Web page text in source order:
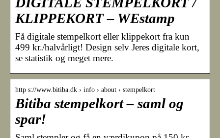
KLIPPEKORT – WEstamp
Få digitale stempelkort eller klippekort fra kun
499 kr./halvårligt! Design selv Jeres digitale kort,
se statistik og meget mere.
http s://www.bitiba.dk › info › about › stempelkort
Bitiba stempelkort – saml og
spar!